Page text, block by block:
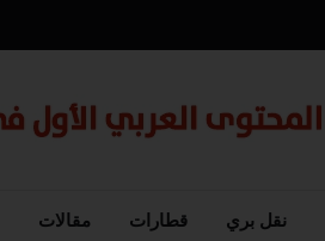
نقل بري قطارات مقالات